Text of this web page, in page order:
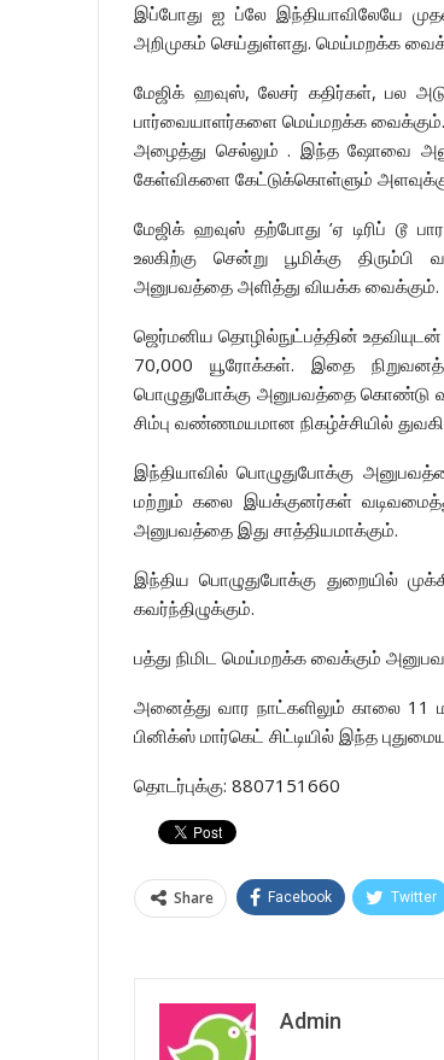
இப்போது ஐ ப்லே இந்தியாவிலேயே
அறிமுகம் செய்துள்ளது. மெய்மறக்க
மேஜிக் ஹவுஸ், லேசர் கதிர்கள், பல
பார்வையாளர்களை மெய்மறக்க
அழைத்து செல்லும் . இந்த ஷோவை
கேள்விகளை கேட்டுக்கொள்ளும்
மேஜிக் ஹவுஸ் தற்போது ’ஏ டிரிப் டூ
உலகிற்கு சென்று பூமிக்கு
அனுபவத்தை அளித்து வியக்க
ஜெர்மனிய தொழில்நுட்பத்தின்
70,000 யூரோக்கள். இதை
பொழுதுபோக்கு அனுபவத்தை கொண்டு
சிம்பு வண்ணமயமான நிகழ்ச்சியில்
இந்தியாவில் பொழுதுபோக்கு
மற்றும் கலை இயக்குனர்கள்
அனுபவத்தை இது சாத்தியமாக்கும்.
இந்திய பொழுதுபோக்கு துறையில்
கவர்ந்திழுக்கும்.
பத்து நிமிட மெய்மறக்க வைக்கும்
அனைத்து வார நாட்களிலும் காலை
பினிக்ஸ் மார்கெட் சிட்டியில் இந்த
தொடர்புக்கு: 8807151660
Share Facebook Twitter
Admin